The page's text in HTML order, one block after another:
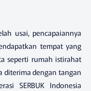
usai, pencapaiannya
tempat yang
seperti rumah istirahat
diterima dengan tangan
SERBUK Indonesia